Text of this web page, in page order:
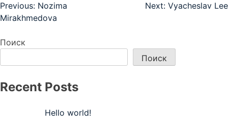
Навигация
по
записям
Previous: Nozima
Mirakhmedova
Next: Vyacheslav Lee
Поиск
Поиск
Recent Posts
Hello world!